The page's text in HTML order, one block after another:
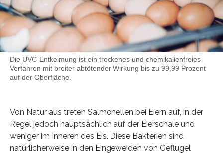
Die UVC-Entkeimung ist ein trockenes und chemikalienfreies
Verfahren mit breiter abtötender Wirkung bis zu 99,99 Prozent
auf der Oberfläche.
Von Natur aus treten Salmonellen bei Eiern auf, in der
Regel jedoch hauptsächlich auf der Eierschale und
weniger im Inneren des Eis. Diese Bakterien sind
natürlicherweise in den Eingeweiden von Geflügel